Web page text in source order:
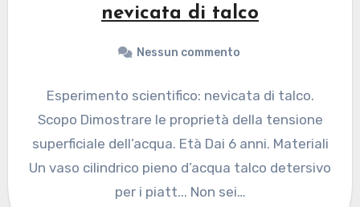
nevicata di talco
Nessun commento
Esperimento scientifico: nevicata di talco.
Scopo Dimostrare le proprietà della tensione
superficiale dell’acqua. Età Dai 6 anni. Materiali
Un vaso cilindrico pieno d’acqua talco detersivo
per i piatt... Non sei…